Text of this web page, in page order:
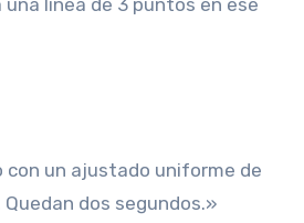
con un ajustado uniforme de
dos segundos.»